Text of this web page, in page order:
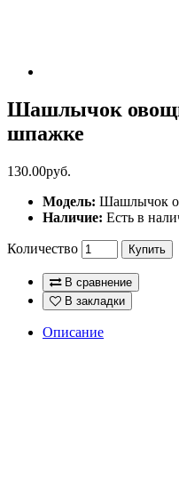
Шашлычок
шпажке
130.00руб.
Модель: Шашлычок
Наличие: Есть в
Количество Купить
В сравнение
В закладки
Описание